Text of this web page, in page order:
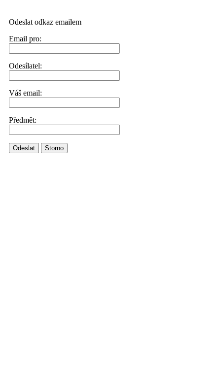
Odeslat odkaz emailem
Email pro:
Odesílatel:
Váš email:
Předmět:
Odeslat Storno